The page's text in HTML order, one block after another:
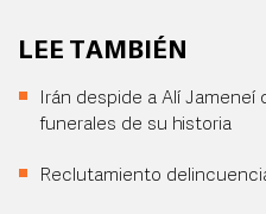
LEE TAMBIÉN
Irán despide a Alí Jameneí
funerales de su historia
Reclutamiento